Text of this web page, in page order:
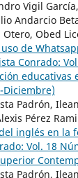
Vigil
Andarcio
Obed
de
Conrado:
educativas
Diciembre)
Padrón,
Pérez
inglés en la
Vol. 18
Padrón,